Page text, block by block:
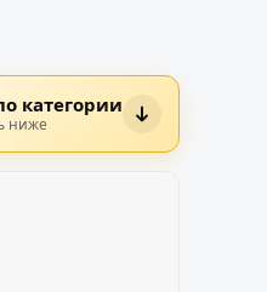
категории
ниже